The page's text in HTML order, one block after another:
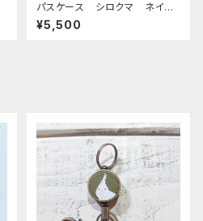
パスケース シロクマ ネイビ
ー 白熊 しろくま
¥5,500